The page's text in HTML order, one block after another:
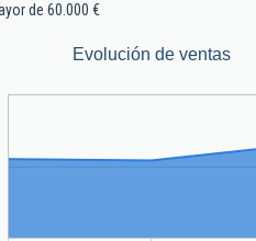
de 60.000 €
Evolución de ventas